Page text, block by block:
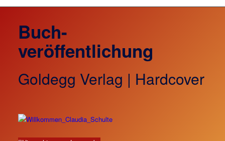
Buch-
veröffentlichung
Goldegg Verlag | Hardcover